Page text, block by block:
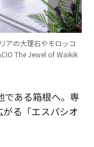
アの大理石やモロッコ
The Jewel of Waikik
である箱根へ。専
る「エスパシオ